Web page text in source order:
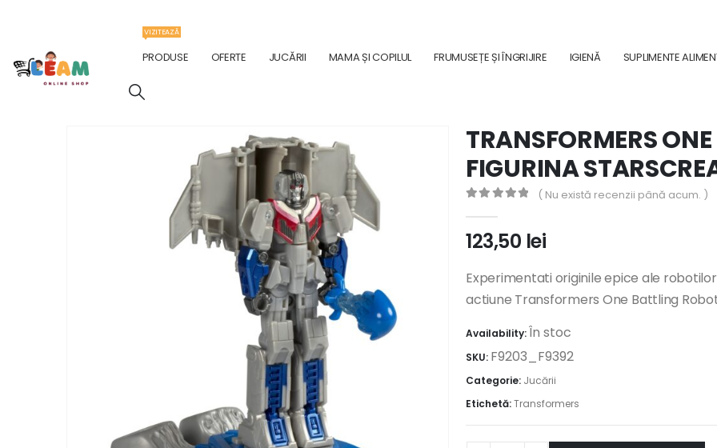
PRODUSE
VIZITEAZĂ
OFERTE JUCĂRII MAMA ȘI COPILUL FRUMUSEȚE ȘI ÎNGRIJIRE IGIENĂ SUPLIMENTE
TRANSFORMERS
FIGURINA
( Nu există recenzii până acum. )
123,50 lei
Experimentati originile epice ale
actiune Transformers One Battling
Availability:În stoc
SKU: F9203_F9392
Categorie: Jucării
Etichetă:Transformers